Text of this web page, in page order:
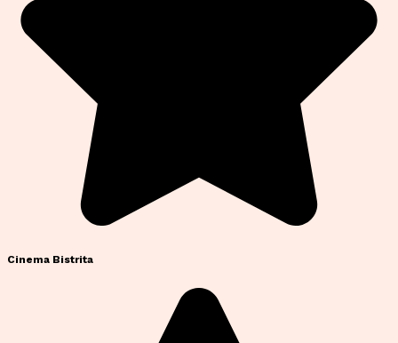
Cinema Bistrita